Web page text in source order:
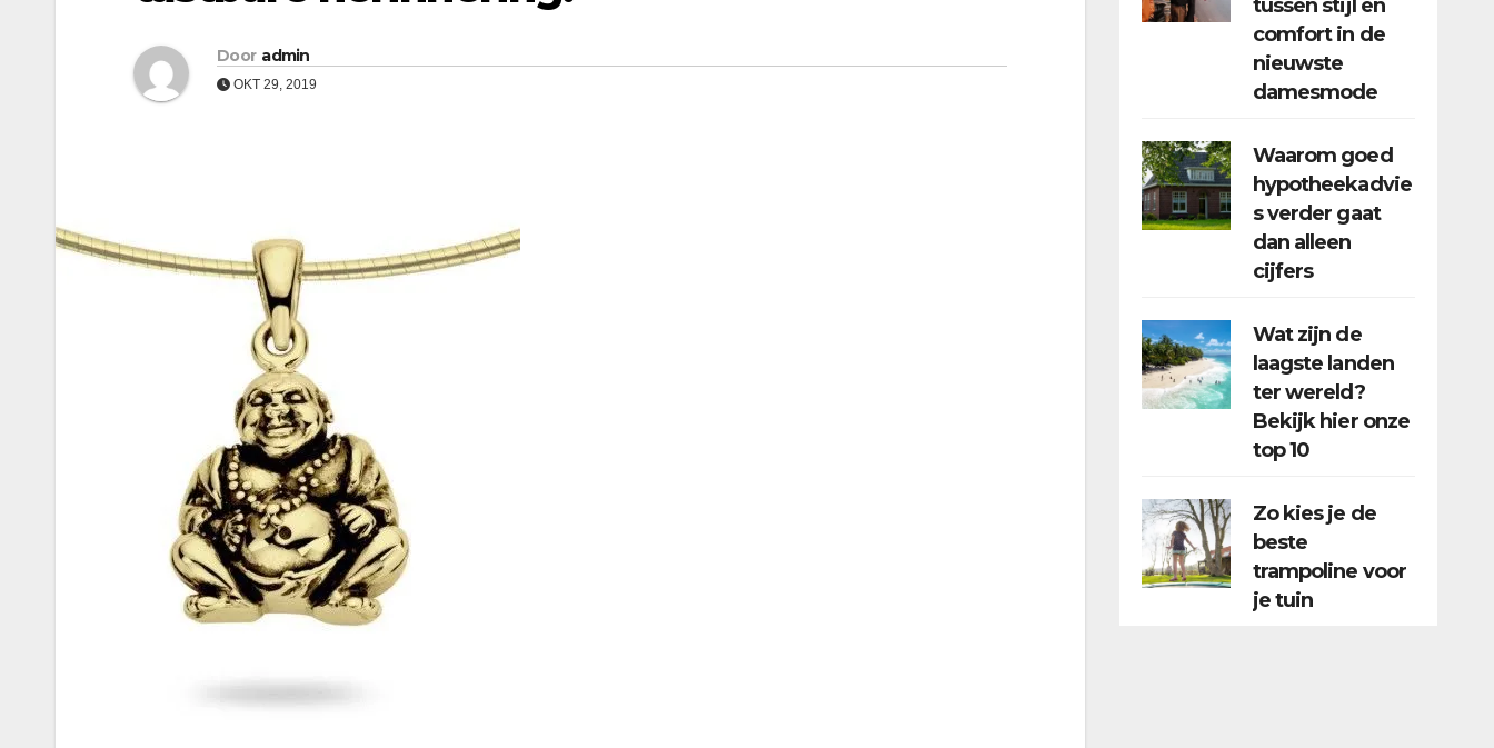
Door admin
OKT 29, 2019
tussen stijl en
comfort in de
nieuwste
damesmode
Waarom goed
hypotheekadvie
s verder gaat
dan alleen
cijfers
Wat zijn de
laagste landen
ter wereld?
Bekijk hier onze
top 10
Zo kies je de
beste
trampoline voor
je tuin